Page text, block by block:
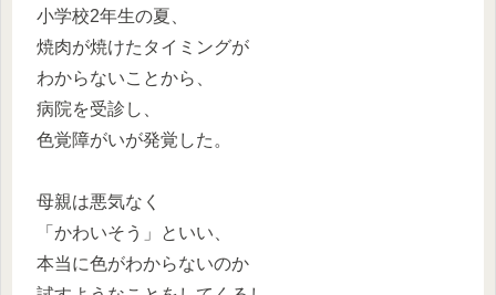
小学校2年生の夏、
焼肉が焼けたタイミングが
わからないことから、
病院を受診し、
色覚障がいが発覚した。
母親は悪気なく
「かわいそう」といい、
本当に色がわからないのか